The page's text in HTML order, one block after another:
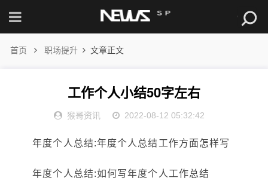
首页 职场提升 文章正文
工作个人小结50字左右
猴哥资讯 2022-08-12 05:32:42
年度个人总结:年度个人总结工作方面怎样写
年度个人总结:如何写年度个人工作总结